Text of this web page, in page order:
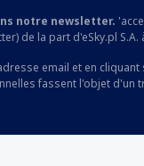
notre newsletter.
de la part d'eSky.pl
email et en
fassent l'objet d'un